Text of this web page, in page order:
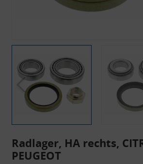
Radlager, HA rechts,
PEUGEOT